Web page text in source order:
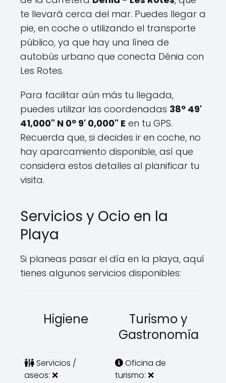
te llevará cerca del mar. Puedes llegar a
pie, en coche o utilizando el transporte
público, ya que hay una línea de
autobús urbano que conecta Dénia con
Les Rotes.
Para facilitar aún más tu llegada,
puedes utilizar las coordenadas 38º 49'
41,000" N 0º 9' 0,000" E en tu GPS.
Recuerda que, si decides ir en coche, no
hay aparcamiento disponible, así que
considera estos detalles al planificar tu
visita.
Servicios y Ocio en la
Playa
Si planeas pasar el día en la playa, aquí
tienes algunos servicios disponibles:
Higiene
Turismo y
Gastronomía
Servicios /
aseos: ❌
Oficina de
turismo: ❌